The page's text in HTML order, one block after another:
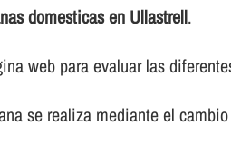
domesticas en Ullastrell.
web para evaluar las
se realiza mediante el